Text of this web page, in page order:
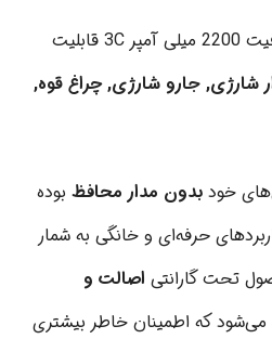
باتری لیتیومی 18650 ظرفیت 2200 میلی آمپر 3C قابلیت
شارژی, جارو شارژی, چراغ قوه,
خود بدون مدار محافظ بوده
حرفه‌ای و خانگی به شمار
تحت گارانتی اصالت و
که اطمینان خاطر بیشتری